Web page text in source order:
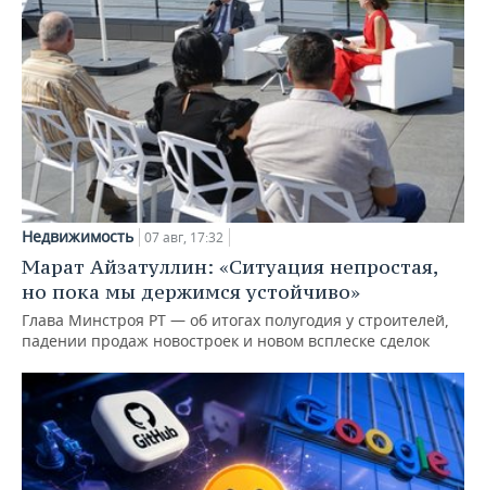
Недвижимость 07 авг, 17:32
Марат Айзатуллин: «Ситуация непростая,
но пока мы держимся устойчиво»
Глава Минстроя РТ — об итогах полугодия у строителей,
падении продаж новостроек и новом всплеске сделок